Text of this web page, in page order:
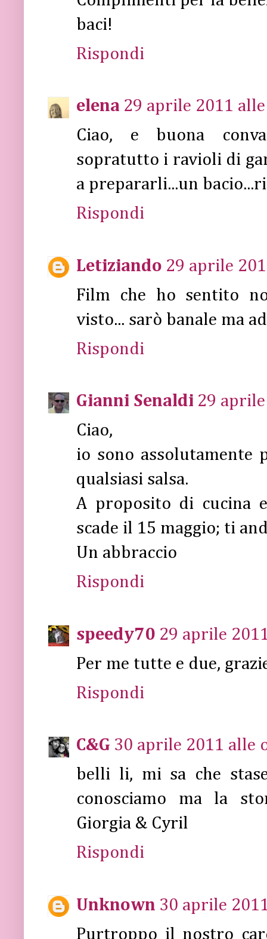
baci!
Rispondi
elena 29 aprile 2011
Ciao, e buona
sopratutto i ravioli di
a prepararli...un
Rispondi
Letiziando 29 aprile
Film che ho sentito
visto... sarò banale ma
Rispondi
Gianni Senaldi 29
Ciao,
io sono
qualsiasi salsa.
A proposito di cucina
scade il 15 maggio; ti
Un abbraccio
Rispondi
speedy70 29 aprile
Per me tutte e due,
Rispondi
C&G 30 aprile 2011 alle
belli li, mi sa che
conosciamo ma la
Giorgia & Cyril
Rispondi
Unknown 30 aprile
Purtroppo il nostro